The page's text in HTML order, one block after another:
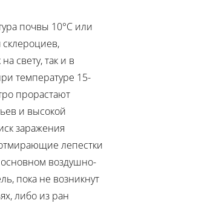
почвы 10°C или
свету, так и в
температуре 15-
прорастают
и высокой
заражения
лепестки
воздушно-
пока не возникнут
либо из ран